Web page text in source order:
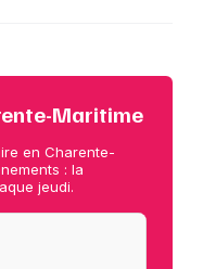
Maritime
en Charente-
: la
jeudi.